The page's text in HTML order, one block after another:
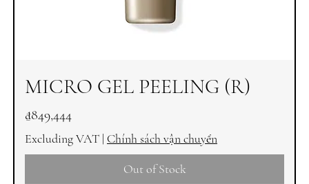
MICRO GEL PEELING (R)
Price
₫849,444
Excluding VAT | Chính sách vận chuyển
Out of Stock